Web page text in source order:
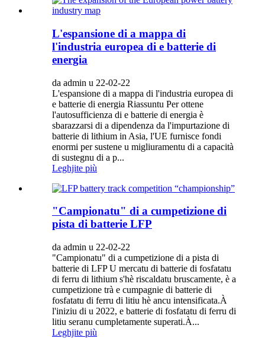
L'espansione di a mappa di
l'industria europea di e batterie di
energia
da admin u 22-02-22
L'espansione di a mappa di l'industria europea di
e batterie di energia Riassuntu Per ottene
l'autosufficienza di e batterie di energia è
sbarazzarsi di a dipendenza da l'impurtazione di
batterie di lithium in Asia, l'UE furnisce fondi
enormi per sustene u migliuramentu di a capacità
di sustegnu di a p...
Leghjite più
"Campionatu" di a cumpetizione di
pista di batterie LFP
da admin u 22-02-22
"Campionatu" di a cumpetizione di a pista di
batterie di LFP U mercatu di batterie di fosfatatu
di ferru di lithium s'hè riscaldatu bruscamente, è a
cumpetizione trà e cumpagnie di batterie di
fosfatatu di ferru di litiu hè ancu intensificata.À
l'iniziu di u 2022, e batterie di fosfatatu di ferru di
litiu seranu cumpletamente superati.À...
Leghjite più